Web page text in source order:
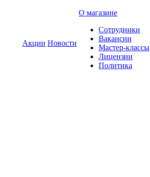
Акции Новости
О магазине
Сотрудники
Вакансии
Мастер-классы
Лицензии
Политика